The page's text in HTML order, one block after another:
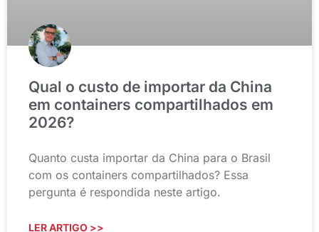
Qual o custo de importar da China
em containers compartilhados em
2026?
Quanto custa importar da China para o Brasil
com os containers compartilhados? Essa
pergunta é respondida neste artigo.
LER ARTIGO >>